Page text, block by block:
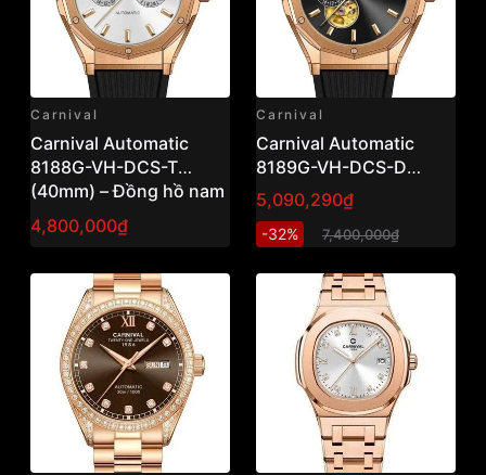
Carnival
Carnival Automatic
8188G-VH-DCS-T
(40mm) – Đồng hồ nam
cơ thanh lịch, thiết kế
sang trọng hiện đại
4,800,000₫
Carnival
Carnival Automatic
8189G-VH-DCS-D
(40mm) – Đồng hồ nam
cơ thanh lịch, mặt số
sang trọng
5,090,290₫
-32% 7,400,000₫